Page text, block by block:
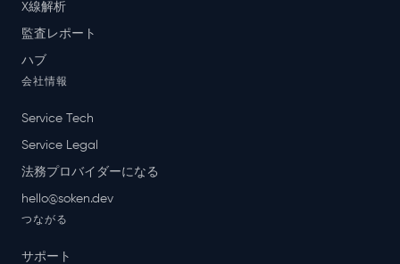
X線解析
監査レポート
ハブ
会社情報
Service Tech
Service Legal
法務プロバイダーになる
hello@soken.dev
つながる
サポート